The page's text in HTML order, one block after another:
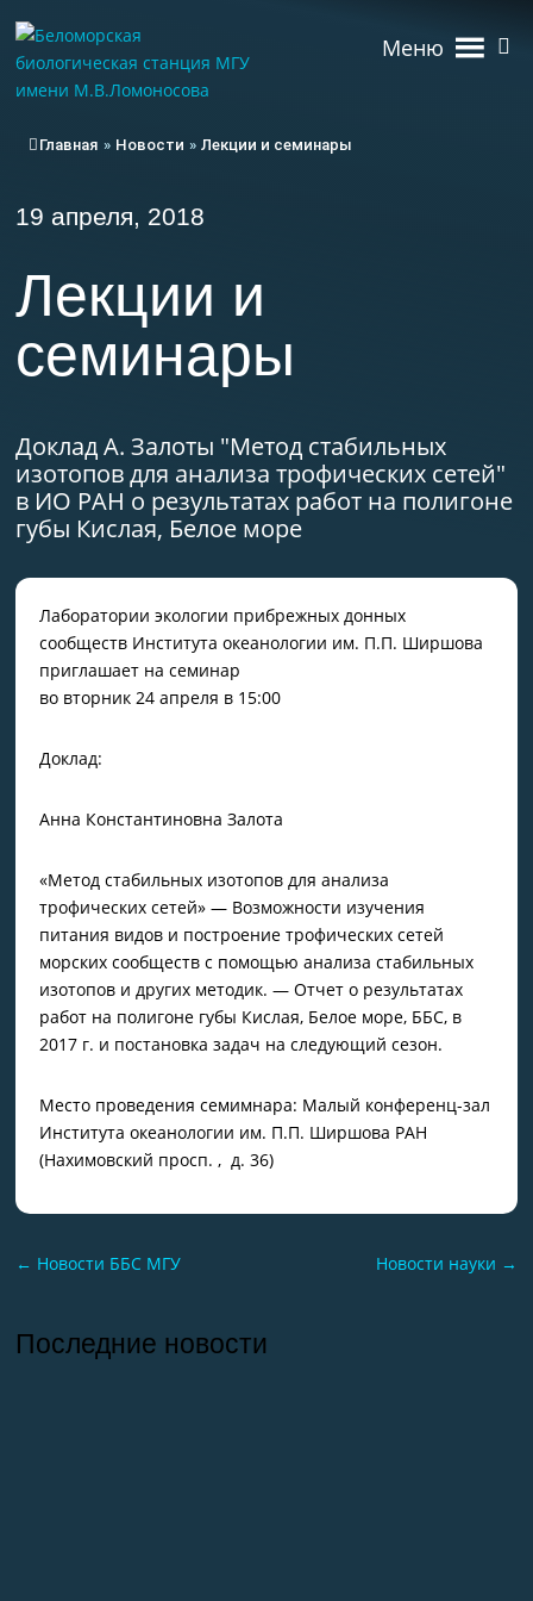
Меню
Главная » Новости » Лекции и семинары
19 апреля, 2018
Лекции и
семинары
Доклад А. Залоты "Метод стабильных
изотопов для анализа трофических сетей"
в ИО РАН о результатах работ на полигоне
губы Кислая, Белое море
Лаборатории экологии прибрежных донных
сообществ Института океанологии им. П.П. Ширшова
приглашает на семинар
во вторник 24 апреля в 15:00
Доклад:
Анна Константиновна Залота
«Метод стабильных изотопов для анализа
трофических сетей» — Возможности изучения
питания видов и построение трофических сетей
морских сообществ с помощью анализа стабильных
изотопов и других методик. — Отчет о результатах
работ на полигоне губы Кислая, Белое море, ББС, в
2017 г. и постановка задач на следующий сезон.
Место проведения семимнара: Малый конференц-зал
Института океанологии им. П.П. Ширшова РАН
(Нахимовский просп. , д. 36)
← Новости ББС МГУ Новости науки →
Последние новости